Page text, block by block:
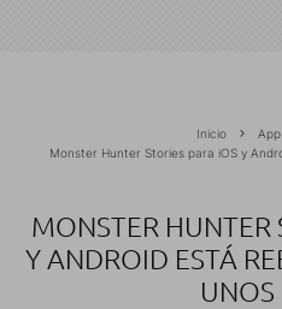
Inicio
Monster Hunter Stories para iOS y
MONSTER HUNTER
Y ANDROID ESTÁ
UNOS